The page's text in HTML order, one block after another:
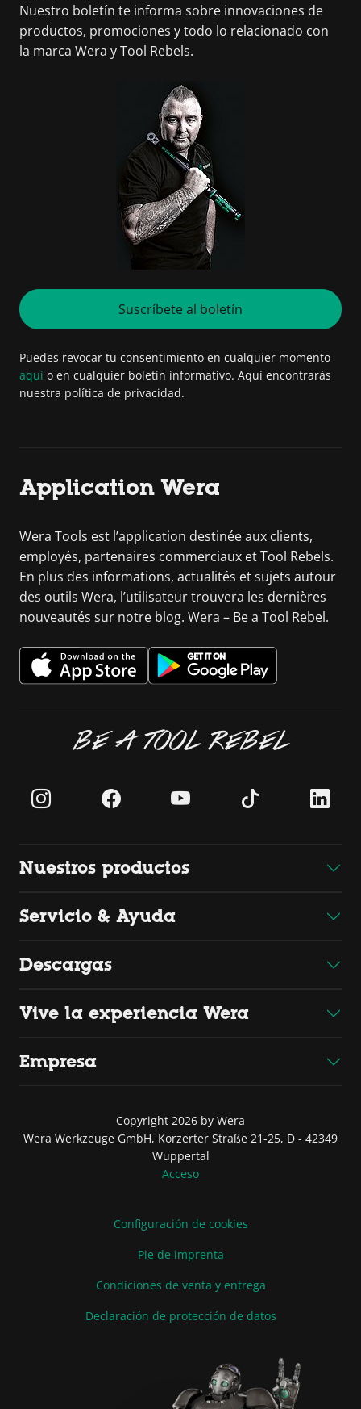
Nuestro boletín te informa sobre innovaciones de
productos, promociones y todo lo relacionado con
la marca Wera y Tool Rebels.
Suscríbete al boletín
Puedes revocar tu consentimiento en cualquier momento
aquí o en cualquier boletín informativo. Aquí encontrarás
nuestra política de privacidad.
Application Wera
Wera Tools est l’application destinée aux clients,
employés, partenaires commerciaux et Tool Rebels.
En plus des informations, actualités et sujets autour
des outils Wera, l’utilisateur trouvera les dernières
nouveautés sur notre blog. Wera – Be a Tool Rebel.
BE A TOOL REBEL
Nuestros productos
Servicio & Ayuda
Descargas
Vive la experiencia Wera
Empresa
Copyright 2026 by Wera
Wera Werkzeuge GmbH, Korzerter Straße 21-25, D - 42349
Wuppertal
Acceso
Configuración de cookies
Pie de imprenta
Condiciones de venta y entrega
Declaración de protección de datos